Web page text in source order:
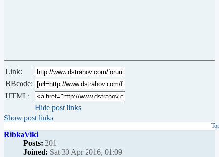
Link:
BBcode:
HTML:
Hide post links
Show post links
RibkaViki
Posts: 201
Joined: Sat 30 Apr 2016, 01:09